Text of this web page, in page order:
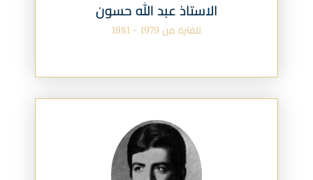
الاستاذ عبد الله حسون
للفترة من 1979 - 1981